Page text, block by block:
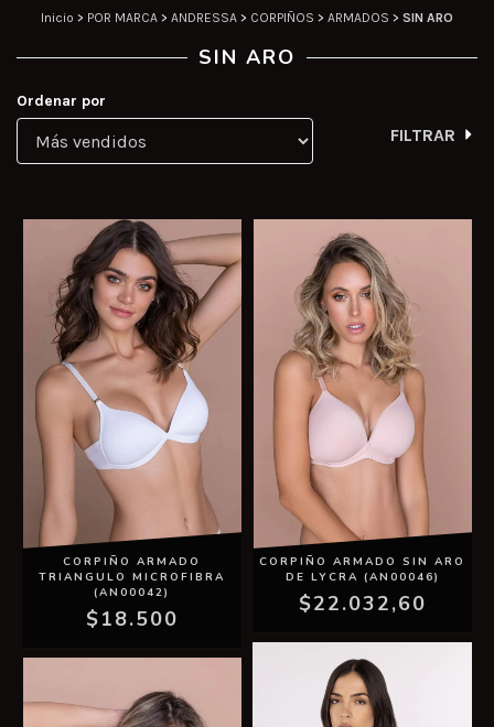
Inicio > POR MARCA > ANDRESSA > CORPIÑOS > ARMADOS > SIN ARO
SIN ARO
Ordenar por
FILTRAR
CORPIÑO ARMADO
TRIANGULO MICROFIBRA
(AN00042)
$18.500
CORPIÑO ARMADO SIN ARO
DE LYCRA (AN00046)
$22.032,60